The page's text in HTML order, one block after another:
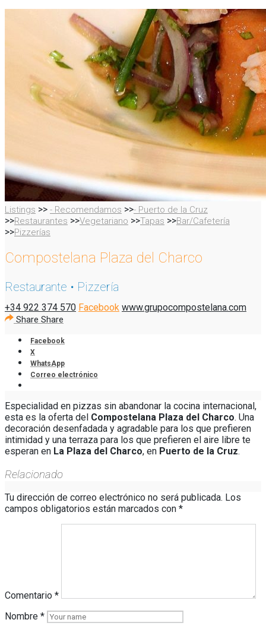
Listings >> - Recomendamos >>- Puerto de la Cruz
>>Restaurantes >>Vegetariano >>Tapas >>Bar/Cafetería
>>Pizzerías
Compostelana Plaza del Charco
Restaurante • Pizzería
+34 922 374 570 Facebook www.grupocompostelana.com
Share Share
Facebook
X
WhatsApp
Correo electrónico
Especialidad en pizzas sin abandonar la cocina internacional,
esta es la oferta del Compostelana Plaza del Charco. Una
decoración desenfadada y agradable para los que prefieren
intimidad y una terraza para los que prefieren el aire libre te
esperan en La Plaza del Charco, en Puerto de la Cruz.
Relacionado
Tu dirección de correo electrónico no será publicada. Los
campos obligatorios están marcados con *
Comentario *
Nombre *